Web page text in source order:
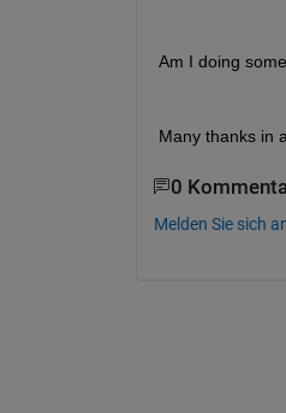
Am I doing
Many thanks in
0
Melden Sie sich